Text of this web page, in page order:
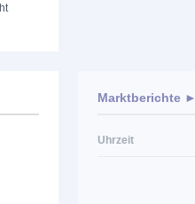
Marktberichte ►
Uhrzeit